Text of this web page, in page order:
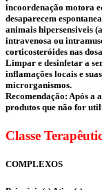
incoordenação motora
desaparecem
animais hipersensiveis
intravenosa ou
corticosteróides nas
Limpar e desinfetar a
inflamações locais e
microrganismos.
Recomendação: Após a
produtos que não for
Classe
COMPLEXOS